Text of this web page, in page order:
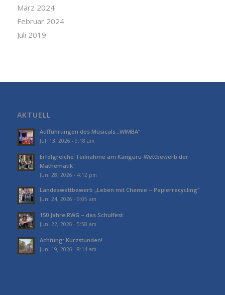
März 2024
Februar 2024
Juli 2019
AKTUELL
Aufführungen des Musicals „WIMBA“
Juli 13, 2026 - 9:18 am
Erfolgreiche Teilnahme am Känguru-Wettbewerb der
Mathematik
Juni 28, 2026 - 4:12 pm
Landeswettbewerb „Leben mit Chemie – Papierrecycling“
Juni 24, 2026 - 9:05 am
150 Jahre RWG – das Schulfest
Juni 22, 2026 - 5:58 am
Achtung: Kurzstunden!
Juni 19, 2026 - 8:14 am